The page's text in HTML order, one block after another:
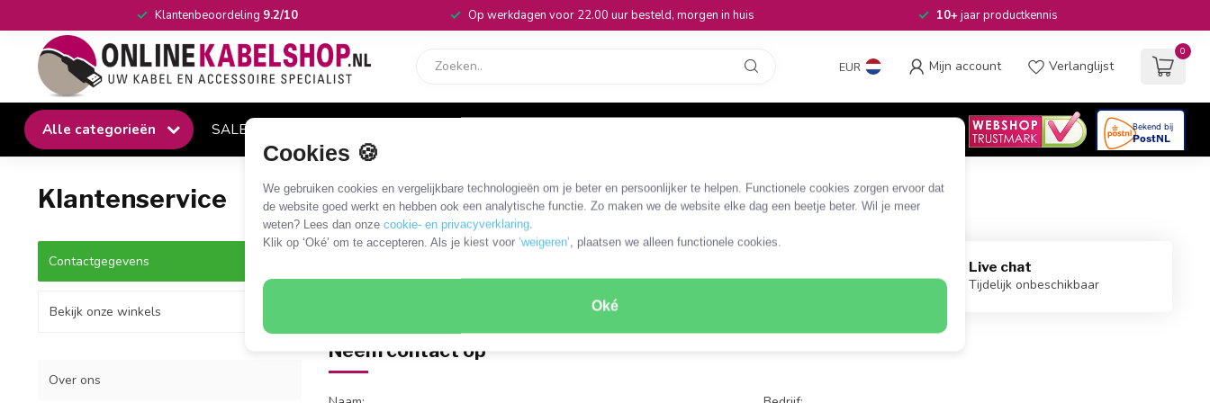
Cookies 🍪
We gebruiken cookies en vergelijkbare technologieën om je beter en persoonlijker te helpen. Functionele cookies zorgen ervoor dat
de website goed werkt en hebben ook een analytische functie. Zo maken we de website elke dag een beetje beter. Wil je meer
weten? Lees dan onze cookie- en privacyverklaring.
Klik op ‘Oké’ om te accepteren. Als je kiest voor ‘weigeren’, plaatsen we alleen functionele cookies.
Oké
Klantenbeoordeling 9.2/10 Op werkdagen voor 22.00 uur besteld, morgen in huis 10+jaar productkennis
EUR Mijn account Verlanglijst
0
Alle categorieën SALE
Klantenservice
Contactgegevens
Bekijk onze winkels
Over ons
Ma/Vr: 09:00 – 17:00 Uur
info@onlinekabelshop.nl
Live chat
Tijdelijk onbeschikbaar
Neem contact op